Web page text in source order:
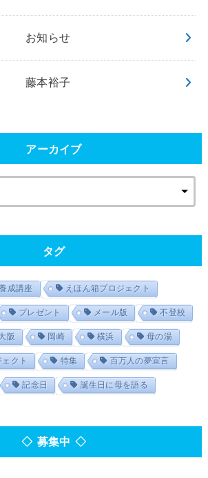
お知らせ
藤本裕子
アーカイブ
タグ
成講座 えほん箱プロジェクト
プレゼント メール版 不登校
阪 岡崎 横浜 母の湯
クト 特集 百万人の夢宣言
記念日 誕生日に母を語る
◇ 募集中 ◇